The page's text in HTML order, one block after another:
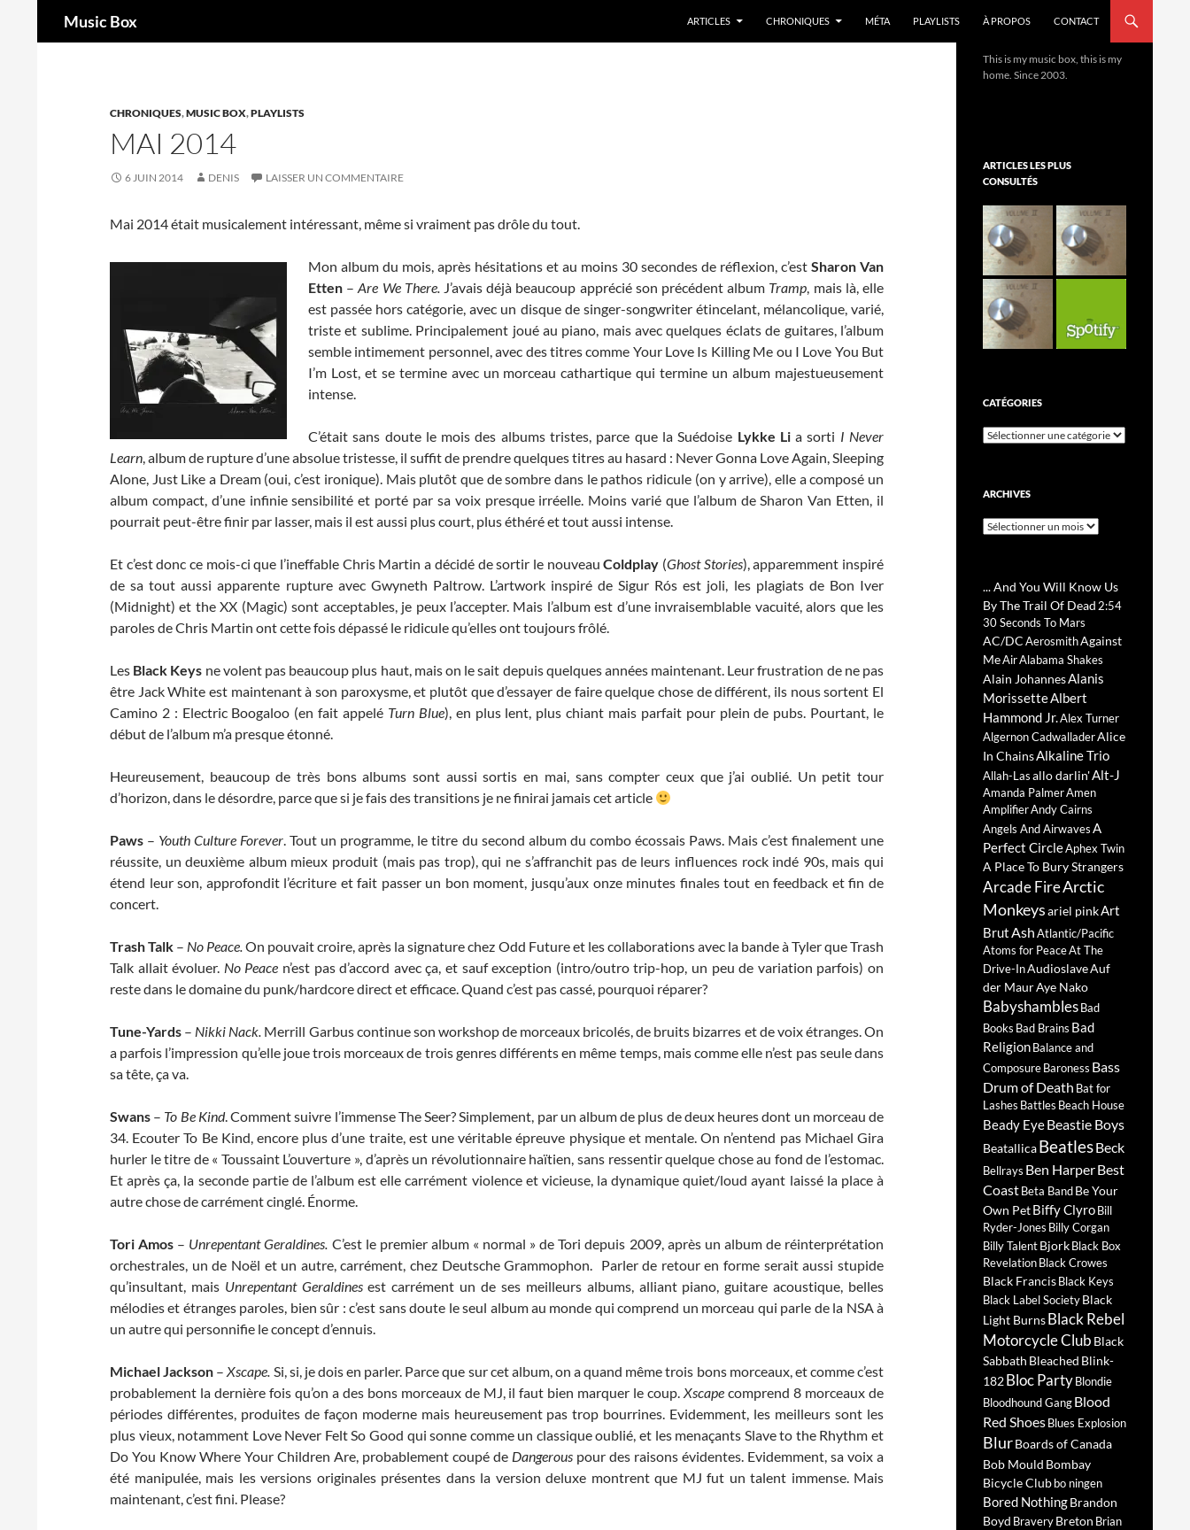
Music Box ARTICLES CHRONIQUES MÉTA PLAYLISTS À PROPOS CONTACT
CHRONIQUES,MUSIC BOX,PLAYLISTS
MAI 2014
6 JUIN 2014 DENIS LAISSER UN COMMENTAIRE
Mai 2014 était musicalement intéressant, même si vraiment pas drôle du tout.
Mon album du mois, après hésitations et au moins 30 secondes de réflexion, c’est Sharon Van
Etten –Are We There. J’avais déjà beaucoup apprécié son précédent album Tramp, mais là, elle
est passée hors catégorie, avec un disque de singer-songwriter étincelant, mélancolique, varié,
triste et sublime. Principalement joué au piano, mais avec quelques éclats de guitares, l’album
semble intimement personnel, avec des titres comme Your Love Is Killing Me ou I Love You But
I’m Lost, et se termine avec un morceau cathartique qui termine un album majestueusement
intense.
C’était sans doute le mois des albums tristes, parce que la Suédoise Lykke Lia sorti I Never
Learn, album de rupture d’une absolue tristesse, il suffit de prendre quelques titres au hasard : Never Gonna Love Again, Sleeping
Alone, Just Like a Dream (oui, c’est ironique). Mais plutôt que de sombre dans le pathos ridicule (on y arrive), elle a composé un
album compact, d’une infinie sensibilité et porté par sa voix presque irréelle. Moins varié que l’album de Sharon Van Etten, il
pourrait peut-être finir par lasser, mais il est aussi plus court, plus éthéré et tout aussi intense.
Et c’est donc ce mois-ci que l’ineffable Chris Martin a décidé de sortir le nouveauColdplay (Ghost Stories), apparemment inspiré
de sa tout aussi apparente rupture avec Gwyneth Paltrow. L’artwork inspiré de Sigur Rós est joli, les plagiats de Bon Iver
(Midnight) et the XX (Magic) sont acceptables, je peux l’accepter. Mais l’album est d’une invraisemblable vacuité, alors que les
paroles de Chris Martin ont cette fois dépassé le ridicule qu’elles ont toujours frôlé.
Les Black Keys ne volent pas beaucoup plus haut, mais on le sait depuis quelques années maintenant. Leur frustration de ne pas
être Jack White est maintenant à son paroxysme, et plutôt que d’essayer de faire quelque chose de différent, ils nous sortent El
Camino 2 : Electric Boogaloo (en fait appelé Turn Blue), en plus lent, plus chiant mais parfait pour plein de pubs. Pourtant, le
début de l’album m’a presque étonné.
Heureusement, beaucoup de très bons albums sont aussi sortis en mai, sans compter ceux que j’ai oublié. Un petit tour
d’horizon, dans le désordre, parce que si je fais des transitions je ne finirai jamais cet article
Paws – Youth Culture Forever. Tout un programme, le titre du second album du combo écossais Paws. Mais c’est finalement une
réussite, un deuxième album mieux produit (mais pas trop), qui ne s’affranchit pas de leurs influences rock indé 90s, mais qui
étend leur son, approfondit l’écriture et fait passer un bon moment, jusqu’aux onze minutes finales tout en feedback et fin de
concert.
Trash Talk – No Peace.On pouvait croire, après la signature chez Odd Future et les collaborations avec la bande à Tyler que Trash
Talk allait évoluer. No Peace n’est pas d’accord avec ça, et sauf exception (intro/outro trip-hop, un peu de variation parfois) on
reste dans le domaine du punk/hardcore direct et efficace. Quand c’est pas cassé, pourquoi réparer?
Tune-Yards – Nikki Nack. Merrill Garbus continue son workshop de morceaux bricolés, de bruits bizarres et de voix étranges. On
a parfois l’impression qu’elle joue trois morceaux de trois genres différents en même temps, mais comme elle n’est pas seule dans
sa tête, ça va.
Swans – To Be Kind. Comment suivre l’immense The Seer? Simplement, par un album de plus de deux heures dont un morceau de
34. Ecouter To Be Kind, encore plus d’une traite, est une véritable épreuve physique et mentale. On n’entend pas Michael Gira
hurler le titre de « Toussaint L’ouverture », d’après un révolutionnaire haïtien, sans ressentir quelque chose au fond de l’estomac.
Et après ça, la seconde partie de l’album est elle carrément violence et vicieuse, la dynamique quiet/loud ayant laissé la place à
autre chose de carrément cinglé. Énorme.
Tori Amos – Unrepentant Geraldines. C’est le premier album « normal » de Tori depuis 2009, après un album de réinterprétation
orchestrales, un de Noël et un autre, carrément, chez Deutsche Grammophon. Parler de retour en forme serait aussi stupide
qu’insultant, mais Unrepentant Geraldinesest carrément un de ses meilleurs albums, alliant piano, guitare acoustique, belles
mélodies et étranges paroles, bien sûr : c’est sans doute le seul album au monde qui comprend un morceau qui parle de la NSA à
un autre qui personnifie le concept d’ennuis.
Michael Jackson –Xscape. Si, si, je dois en parler. Parce que sur cet album, on a quand même trois bons morceaux, et comme c’est
probablement la dernière fois qu’on a des bons morceaux de MJ, il faut bien marquer le coup.Xscape comprend 8 morceaux de
périodes différentes, produites de façon moderne mais heureusement pas trop bourrines. Evidemment, les meilleurs sont les
plus vieux, notamment Love Never Felt So Good qui sonne comme un classique oublié, et les menaçants Slave to the Rhythm et
Do You Know Where Your Children Are, probablement coupé de Dangerous pour des raisons évidentes. Evidemment, sa voix a
été manipulée, mais les versions originales présentes dans la version deluxe montrent que MJ fut un talent immense. Mais
maintenant, c’est fini. Please?
This is my music box, this is my
home. Since 2003.
ARTICLES LES PLUS
CONSULTÉS
CATÉGORIES
Catégories
ARCHIVES
Archives
... And You Will Know Us
By The Trail Of Dead 2:54
30 Seconds To Mars
AC/DCAerosmithAgainst
MeAirAlabama Shakes
Alain JohannesAlanis
MorissetteAlbert
Hammond Jr.Alex Turner
Algernon CadwalladerAlice
In ChainsAlkaline Trio
Allah-Lasallo darlin'Alt-J
Amanda PalmerAmen
AmplifierAndy Cairns
Angels And AirwavesA
Perfect CircleAphex Twin
A Place To Bury Strangers
Arcade FireArctic
Monkeysariel pinkArt
BrutAshAtlantic/Pacific
Atoms for PeaceAt The
Drive-InAudioslaveAuf
der MaurAye Nako
BabyshamblesBad
Books Bad Brains Bad
ReligionBalance and
ComposureBaroness Bass
Drum of Death Bat for
Lashes Battles Beach House
Beady EyeBeastie Boys
BeatallicaBeatlesBeck
Bellrays Ben HarperBest
CoastBeta BandBe Your
Own PetBiffy ClyroBill
Ryder-Jones Billy Corgan
Billy TalentBjorkBlack Box
RevelationBlack Crowes
Black FrancisBlack Keys
Black Label SocietyBlack
Light Burns Black Rebel
Motorcycle Club Black
Sabbath Bleached Blink-
182 Bloc PartyBlondie
Bloodhound GangBlood
Red ShoesBlues Explosion
BlurBoards of Canada
Bob Mould Bombay
Bicycle Clubbo ningen
Bored NothingBrandon
Boyd BraveryBreton Brian